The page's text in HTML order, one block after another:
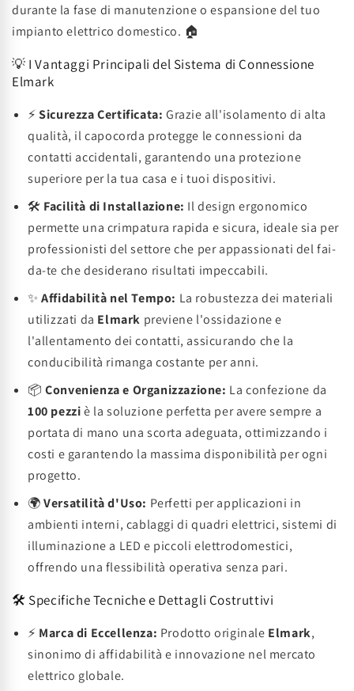
durante la fase di manutenzione o espansione del tuo
impianto elettrico domestico. 🏠
💡 I Vantaggi Principali del Sistema di Connessione
Elmark
⚡Sicurezza Certificata: Grazie all'isolamento di alta
qualità, il capocorda protegge le connessioni da
contatti accidentali, garantendo una protezione
superiore per la tua casa e i tuoi dispositivi.
🛠️ Facilità di Installazione: Il design ergonomico
permette una crimpatura rapida e sicura, ideale sia per
professionisti del settore che per appassionati del fai-
da-te che desiderano risultati impeccabili.
✨Affidabilità nel Tempo: La robustezza dei materiali
utilizzati da Elmark previene l'ossidazione e
l'allentamento dei contatti, assicurando che la
conducibilità rimanga costante per anni.
📦Convenienza e Organizzazione: La confezione da
100 pezziè la soluzione perfetta per avere sempre a
portata di mano una scorta adeguata, ottimizzando i
costi e garantendo la massima disponibilità per ogni
progetto.
🌍Versatilità d'Uso: Perfetti per applicazioni in
ambienti interni, cablaggi di quadri elettrici, sistemi di
illuminazione a LED e piccoli elettrodomestici,
offrendo una flessibilità operativa senza pari.
🛠️ Specifiche Tecniche e Dettagli Costruttivi
⚡ Marca di Eccellenza: Prodotto originale Elmark,
sinonimo di affidabilità e innovazione nel mercato
elettrico globale.